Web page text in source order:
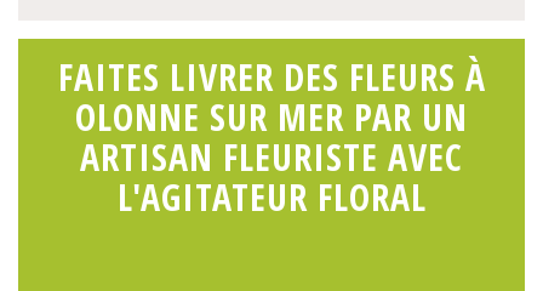
FAITES LIVRER DES FLEURS À
OLONNE SUR MER PAR UN
ARTISAN FLEURISTE AVEC
L'AGITATEUR FLORAL